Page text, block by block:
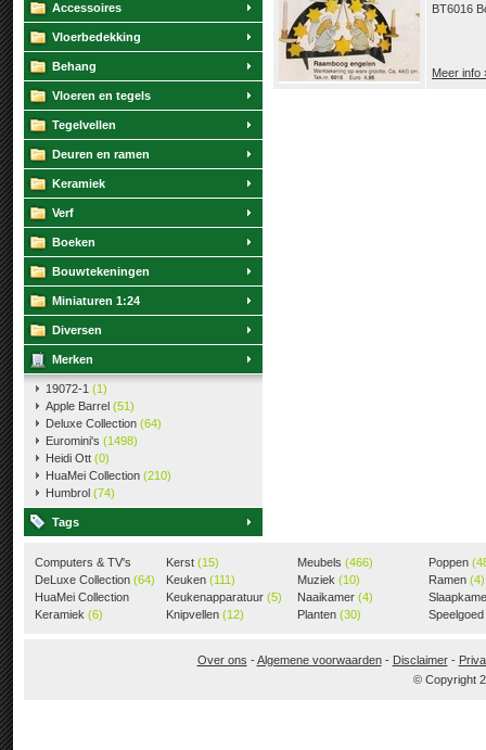
Accessoires
Vloerbedekking
Behang
Vloeren en tegels
Tegelvellen
Deuren en ramen
Keramiek
Verf
Boeken
Bouwtekeningen
Miniaturen 1:24
Diversen
Merken
19072-1 (1)
Apple Barrel (51)
Deluxe Collection (64)
Euromini's (1498)
Heidi Ott (0)
HuaMei Collection (210)
Humbrol (74)
Tags
BT6016
Meer info
Computers & TV's
(18)
DeLuxe Collection (64)
HuaMei Collection
(205)
Keramiek (6)
Kerst (15)
Keuken (111)
Keukenapparatuur (5)
Knipvellen (12)
Meubels (466)
Muziek (10)
Naaikamer (4)
Planten (30)
Poppen
Ramen (4)
Speelgoed
Over ons -Algemene voorwaarden- Disclaimer-
© Copyright